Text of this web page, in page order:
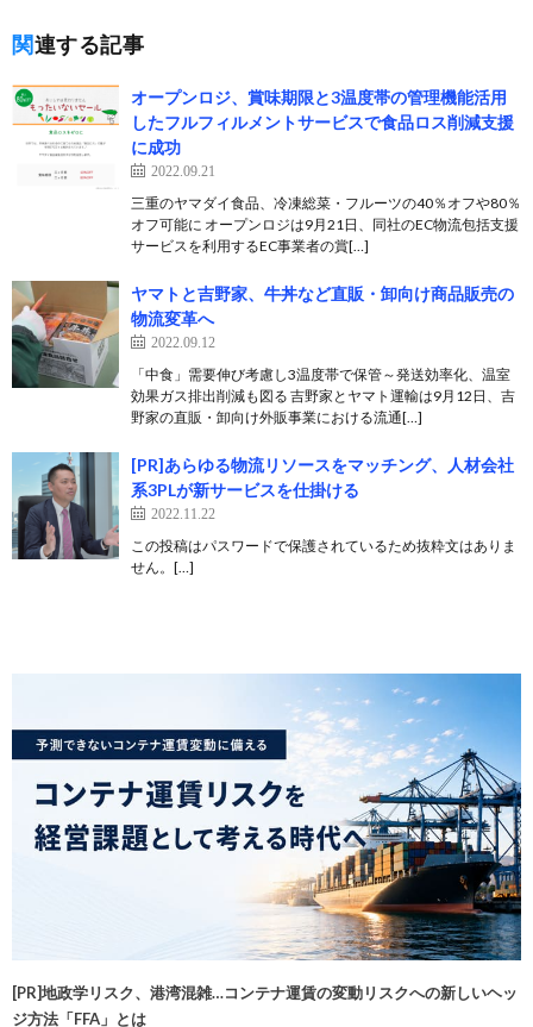
関連する記事
オープンロジ、賞味期限と3温度帯の管理機能活用
したフルフィルメントサービスで食品ロス削減支援
に成功
2022.09.21
三重のヤマダイ食品、冷凍総菜・フルーツの40％オフや80％
オフ可能に オープンロジは9月21日、同社のEC物流包括支援
サービスを利用するEC事業者の賞[…]
ヤマトと吉野家、牛丼など直販・卸向け商品販売の
物流変革へ
2022.09.12
「中食」需要伸び考慮し3温度帯で保管～発送効率化、温室
効果ガス排出削減も図る 吉野家とヤマト運輸は9月12日、吉
野家の直販・卸向け外販事業における流通[…]
[PR]あらゆる物流リソースをマッチング、人材会社
系3PLが新サービスを仕掛ける
2022.11.22
この投稿はパスワードで保護されているため抜粋文はありま
せん。[…]
[PR]地政学リスク、港湾混雑…コンテナ運賃の変動リスクへの新しいヘッ
ジ方法「FFA」とは